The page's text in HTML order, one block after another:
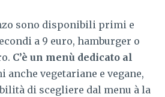
sono disponibili primi e
a 9 euro, hamburger o
C’è un menù dedicato al
anche vegetariane e vegane,
di scegliere dal menu à la